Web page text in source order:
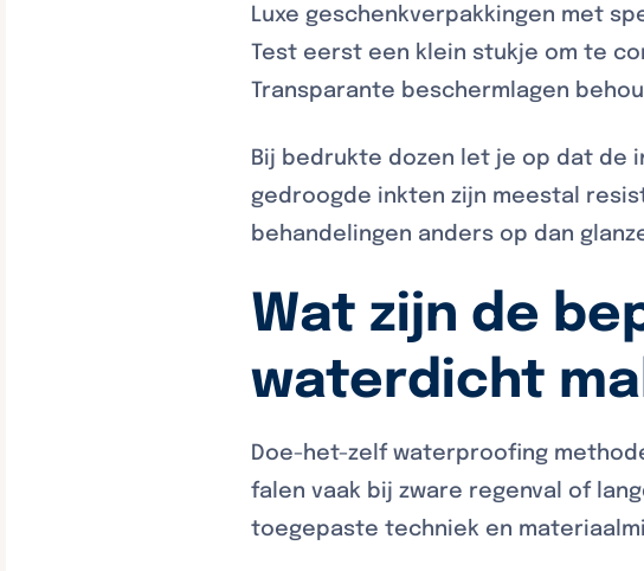
Luxe geschenkverpakkingen met
Test eerst een klein stukje om te
Transparante beschermlagen
Bij bedrukte dozen let je op dat de
gedroogde inkten zijn meestal
behandelingen anders op dan
Wat zijn de
waterdicht
Doe-het-zelf waterproofing
falen vaak bij zware regenval of
toegepaste techniek en